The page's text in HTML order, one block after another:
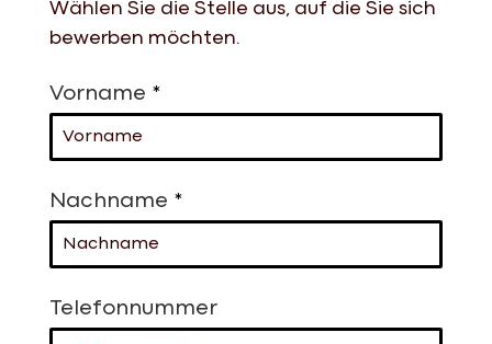
Wählen Sie die Stelle aus, auf die Sie sich
bewerben möchten.
Vorname *
Nachname *
Telefonnummer